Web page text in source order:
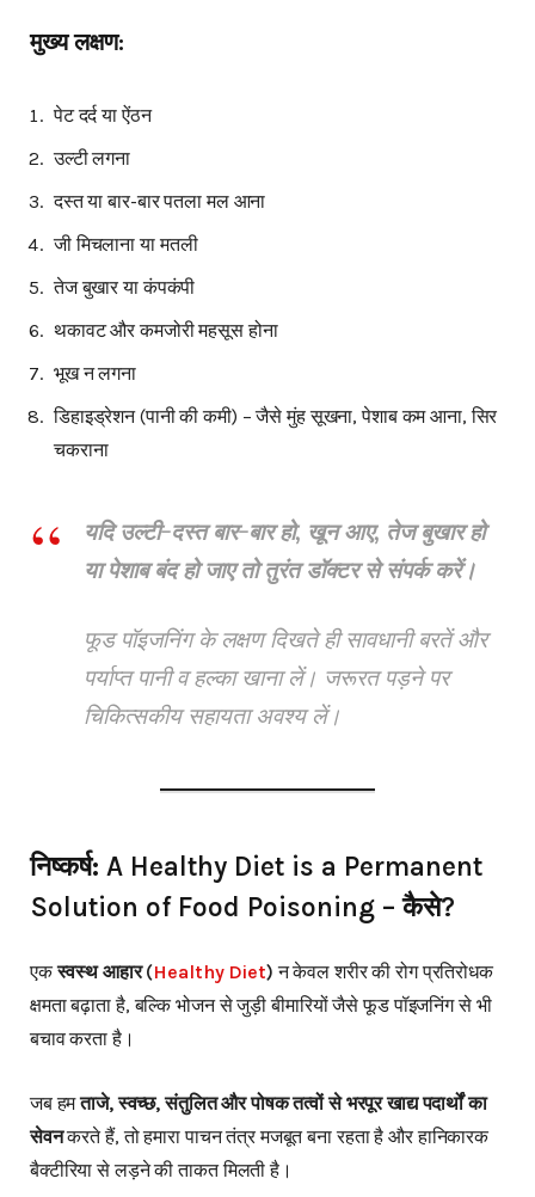
मुख्य लक्षण:
पेट दर्द या ऐंठन
उल्टी लगना
दस्त या बार-बार पतला मल आना
जी मिचलाना या मतली
तेज बुखार या कंपकंपी
थकावट और कमजोरी महसूस होना
भूख न लगना
डिहाइड्रेशन (पानी की कमी) – जैसे मुंह सूखना, पेशाब कम आना, सिर
चकराना
यदि उल्टी-दस्त बार-बार हो, खून आए, तेज बुखार हो
या पेशाब बंद हो जाए तो तुरंत डॉक्टर से संपर्क करें।
फूड पॉइजनिंग के लक्षण दिखते ही सावधानी बरतें और
पर्याप्त पानी व हल्का खाना लें। जरूरत पड़ने पर
चिकित्सकीय सहायता अवश्य लें।
निष्कर्ष: A Healthy Diet is a Permanent
Solution of Food Poisoning – कैसे?
एकस्वस्थ आहार (Healthy Diet) न केवल शरीर की रोग प्रतिरोधक
क्षमता बढ़ाता है, बल्कि भोजन से जुड़ी बीमारियों जैसे फूड पॉइजनिंग से भी
बचाव करता है।
जब हमताजे, स्वच्छ, संतुलित और पोषक तत्वों से भरपूर खाद्य पदार्थों का
सेवनकरते हैं, तो हमारा पाचन तंत्र मजबूत बना रहता है और हानिकारक
बैक्टीरिया से लड़ने की ताकत मिलती है।